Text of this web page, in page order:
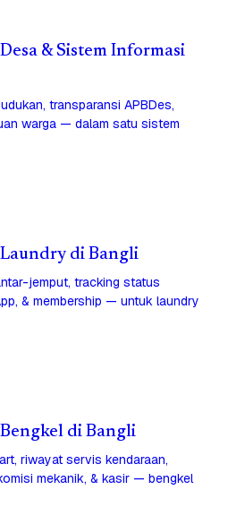
& Sistem Informasi
transparansi APBDes,
warga — dalam satu sistem
di Bangli
jemput, tracking status
& membership — untuk laundry
di Bangli
riwayat servis kendaraan,
mekanik, & kasir — bengkel